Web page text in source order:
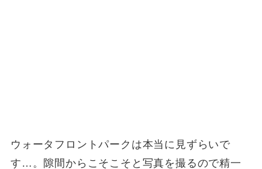
ウォータフロントパークは本当に見ずらいで
す…。隙間からこそこそと写真を撮るので精一